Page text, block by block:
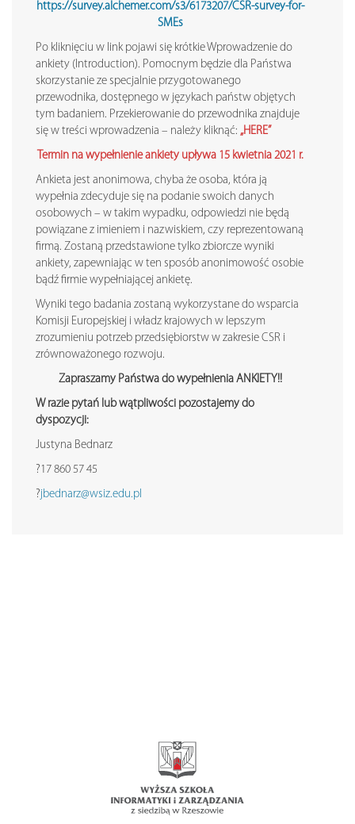
https://survey.alchemer.com/s3/6173207/CSR-survey-for-
SMEs
Po kliknięciu w link pojawi się krótkie Wprowadzenie do
ankiety (Introduction). Pomocnym będzie dla Państwa
skorzystanie ze specjalnie przygotowanego
przewodnika, dostępnego w językach państw objętych
tym badaniem. Przekierowanie do przewodnika znajduje
się w treści wprowadzenia – należy kliknąć: „HERE”
Termin na wypełnienie ankiety upływa 15 kwietnia 2021 r.
Ankieta jest anonimowa, chyba że osoba, która ją
wypełnia zdecyduje się na podanie swoich danych
osobowych – w takim wypadku, odpowiedzi nie będą
powiązane z imieniem i nazwiskiem, czy reprezentowaną
firmą. Zostaną przedstawione tylko zbiorcze wyniki
ankiety, zapewniając w ten sposób anonimowość osobie
bądź firmie wypełniającej ankietę.
Wyniki tego badania zostaną wykorzystane do wsparcia
Komisji Europejskiej i władz krajowych w lepszym
zrozumieniu potrzeb przedsiębiorstw w zakresie CSR i
zrównoważonego rozwoju.
Zapraszamy Państwa do wypełnienia ANKIETY!!
W razie pytań lub wątpliwości pozostajemy do
dyspozycji:
Justyna Bednarz
?17 860 57 45
?jbednarz@wsiz.edu.pl